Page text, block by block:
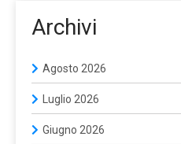
Archivi
Agosto 2026
Luglio 2026
Giugno 2026